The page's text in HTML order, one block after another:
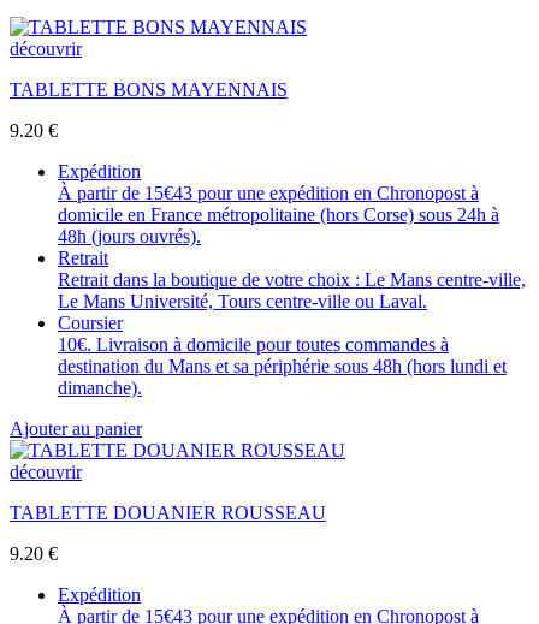
découvrir
TABLETTE BONS MAYENNAIS
9.20 €
Expédition
À partir de 15€43 pour une expédition en Chronopost à
domicile en France métropolitaine (hors Corse) sous 24h à
48h (jours ouvrés).
Retrait
Retrait dans la boutique de votre choix : Le Mans centre-ville,
Le Mans Université, Tours centre-ville ou Laval.
Coursier
10€. Livraison à domicile pour toutes commandes à
destination du Mans et sa périphérie sous 48h (hors lundi et
dimanche).
Ajouter au panier
découvrir
TABLETTE DOUANIER ROUSSEAU
9.20 €
Expédition
À partir de 15€43 pour une expédition en Chronopost à